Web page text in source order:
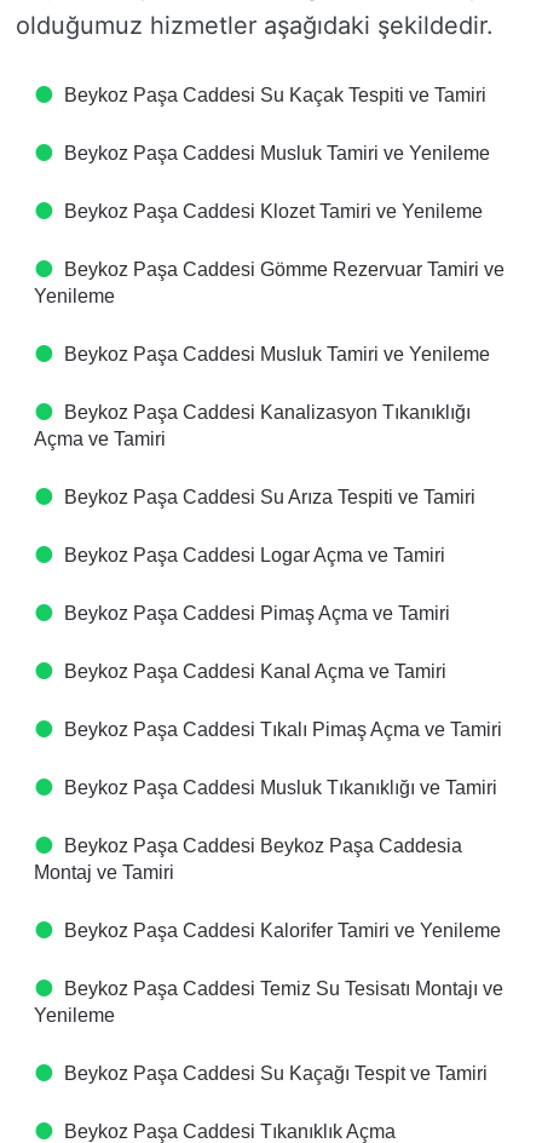
olduğumuz hizmetler aşağıdaki şekildedir.
Beykoz Paşa Caddesi Su Kaçak Tespiti ve Tamiri
Beykoz Paşa Caddesi Musluk Tamiri ve Yenileme
Beykoz Paşa Caddesi Klozet Tamiri ve Yenileme
Beykoz Paşa Caddesi Gömme Rezervuar Tamiri ve
Yenileme
Beykoz Paşa Caddesi Musluk Tamiri ve Yenileme
Beykoz Paşa Caddesi Kanalizasyon Tıkanıklığı
Açma ve Tamiri
Beykoz Paşa Caddesi Su Arıza Tespiti ve Tamiri
Beykoz Paşa Caddesi Logar Açma ve Tamiri
Beykoz Paşa Caddesi Pimaş Açma ve Tamiri
Beykoz Paşa Caddesi Kanal Açma ve Tamiri
Beykoz Paşa Caddesi Tıkalı Pimaş Açma ve Tamiri
Beykoz Paşa Caddesi Musluk Tıkanıklığı ve Tamiri
Beykoz Paşa Caddesi Beykoz Paşa Caddesia
Montaj ve Tamiri
Beykoz Paşa Caddesi Kalorifer Tamiri ve Yenileme
Beykoz Paşa Caddesi Temiz Su Tesisatı Montajı ve
Yenileme
Beykoz Paşa Caddesi Su Kaçağı Tespit ve Tamiri
Beykoz Paşa Caddesi Tıkanıklık Açma